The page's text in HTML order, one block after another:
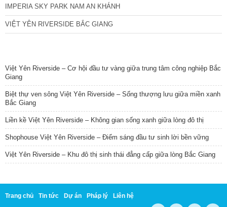
IMPERIA SKY PARK NAM AN KHÁNH
VIỆT YÊN RIVERSIDE BẮC GIANG
Việt Yên Riverside – Cơ hội đầu tư vàng giữa trung tâm công nghiệp Bắc
Giang
Biệt thự ven sông Việt Yên Riverside – Sống thượng lưu giữa miền xanh
Bắc Giang
Liền kề Việt Yên Riverside – Không gian sống xanh giữa lòng đô thị
Shophouse Việt Yên Riverside – Điểm sáng đầu tư sinh lời bền vững
Việt Yên Riverside – Khu đô thị sinh thái đẳng cấp giữa lòng Bắc Giang
Trang chủ Tin tức Dự án Pháp lý Liên hệ